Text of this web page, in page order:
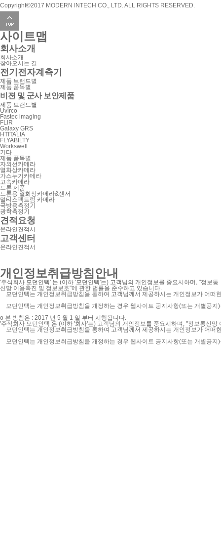
Copyright©2017 MODERN INTECH CO., LTD. ALL RIGHTS RESERVED.
사이트맵
회사소개
회사소개
찾아오시는 길
전기전자계측기
제품 브랜드별
제품 품목별
비젼 및 군사 보안제품
제품 브랜드별
Uvirco
Fastec imaging
FLIR
Galaxy GRS
HTITALIA
FLYABILTY
Workswell
기타
제품 품목별
자외선카메라
열화상카메라
가스누기카메라
고속카메라
드론 제품
드론용 열화상카메라&센서
멀티스펙트럼 카메라
국방용측정기
광학측정기
견적요청
온라인견적서
고객센터
온라인견적서
개인정보취급방침안내
'주식회사 모던인텍' 는 (이하 '모던인텍'는) 고객님의 개인정보를 중요시하며, "정보통
신망 이용촉진 및 정보보호"에 관한 법률을 준수하고 있습니다.
모던인텍는 개인정보취급방침을 통하여 고객님께서 제공하시는 개인정보가 어떠
모던인텍는 개인정보취급방침을 개정하는 경우 웹사이트 공지사항(또는 개별공지
ο 본 방침은 : 2017 년 5 월 1 일 부터 시행됩니다.
'주식회사 모던인텍 은 (이하 '회사'는) 고객님의 개인정보를 중요시하며, "정보통신
모던인텍는 개인정보취급방침을 통하여 고객님께서 제공하시는 개인정보가 어떠
모던인텍는 개인정보취급방침을 개정하는 경우 웹사이트 공지사항(또는 개별공지